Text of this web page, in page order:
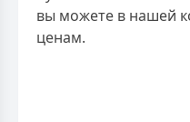
вы можете в нашей
ценам.